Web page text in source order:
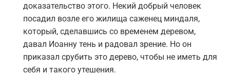
доказательство этого. Некий добрый человек
посадил возле его жилища саженец миндаля,
который, сделавшись со временем деревом,
давал Иоанну тень и радовал зрение. Но он
приказал срубить это дерево, чтобы не иметь для
себя и такого утешения.